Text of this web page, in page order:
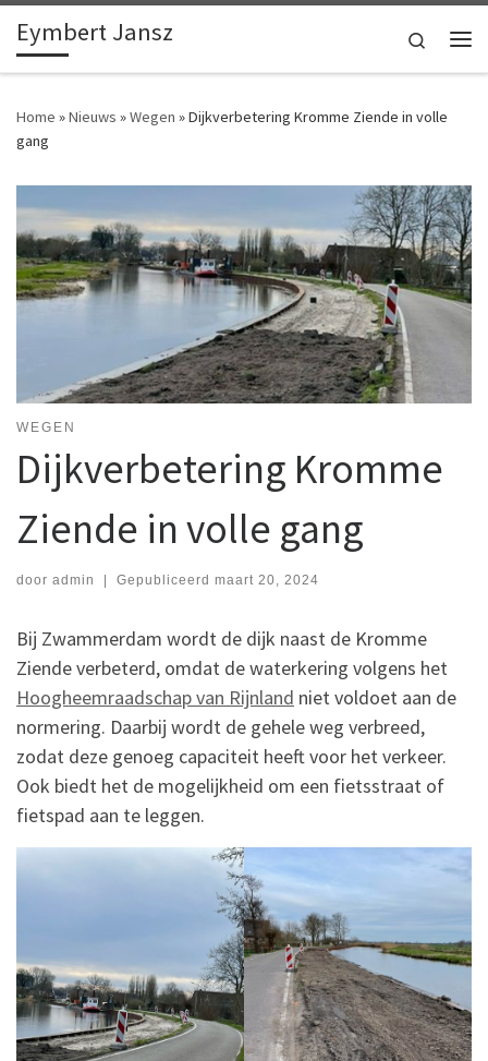
Ga naar inhoud
Eymbert Jansz
Search
Home »Nieuws »Wegen »Dijkverbetering Kromme Ziende in volle
gang
WEGEN
Dijkverbetering Kromme
Ziende in volle gang
door admin Gepubliceerd maart 20, 2024
Bij Zwammerdam wordt de dijk naast de Kromme
Ziende verbeterd, omdat de waterkering volgens het
Hoogheemraadschap van Rijnland niet voldoet aan de
normering. Daarbij wordt de gehele weg verbreed,
zodat deze genoeg capaciteit heeft voor het verkeer.
Ook biedt het de mogelijkheid om een fietsstraat of
fietspad aan te leggen.